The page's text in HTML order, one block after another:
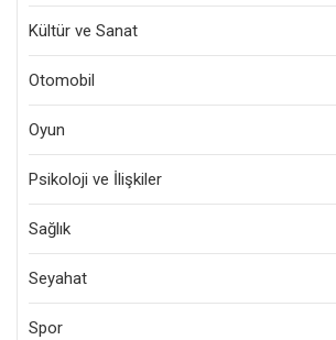
Kültür ve Sanat
Otomobil
Oyun
Psikoloji ve İlişkiler
Sağlık
Seyahat
Spor